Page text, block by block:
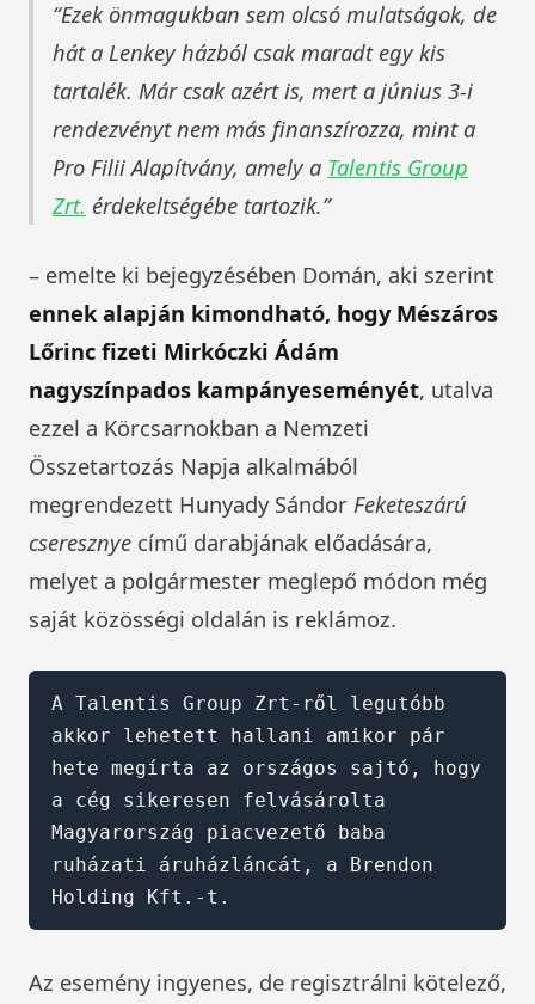
Ezek önmagukban sem olcsó mulatságok, de
hát a Lenkey házból csak maradt egy kis
tartalék. Már csak azért is, mert a június 3-i
rendezvényt nem más finanszírozza, mint a
Pro Filii Alapítvány, amely a Talentis Group
Zrt. érdekeltségébe tartozik.
– emelte ki bejegyzésében Domán, aki szerint
ennek alapján kimondható, hogy Mészáros
Lőrinc fizeti Mirkóczki Ádám
nagyszínpados kampányeseményét, utalva
ezzel a Körcsarnokban a Nemzeti
Összetartozás Napja alkalmából
megrendezett Hunyady Sándor Feketeszárú
cseresznye című darabjának előadására,
melyet a polgármester meglepő módon még
saját közösségi oldalán is reklámoz.
A Talentis Group Zrt-ről legutóbb
akkor lehetett hallani amikor pár
hete megírta az országos sajtó, hogy
a cég sikeresen felvásárolta
Magyarország piacvezető baba
ruházati áruházláncát, a Brendon
Holding Kft.-t.
Az esemény ingyenes, de regisztrálni kötelező,